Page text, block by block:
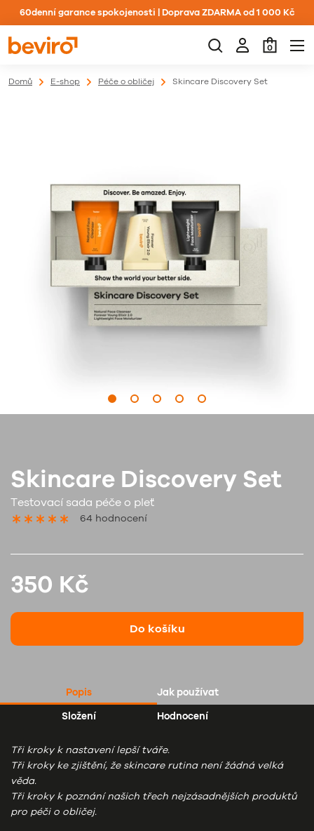
60denní garance spokojenosti | Doprava ZDARMA od 1 000 Kč
0
Domů E-shop Péče o obličej Skincare Discovery Set
Skincare Discovery Set
Testovací sada péče o pleť
64 hodnocení
350 Kč
Do košíku
Popis
Jak používat
Složení
Hodnocení
Tři kroky k nastavení lepší tváře.
Tři kroky ke zjištění, že skincare rutina není žádná velká
věda.
Tři kroky k poznání našich třech nejzásadnějších produktů
pro péči o obličej.